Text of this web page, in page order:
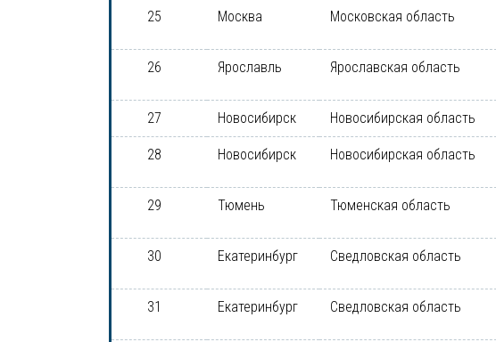
25 Москва Московская область
26 Ярославль Ярославская область
27 Новосибирск Новосибирская область
28 Новосибирск Новосибирская область
29 Тюмень Тюменская область
30 Екатеринбург Сведловская область
31 Екатеринбург Сведловская область